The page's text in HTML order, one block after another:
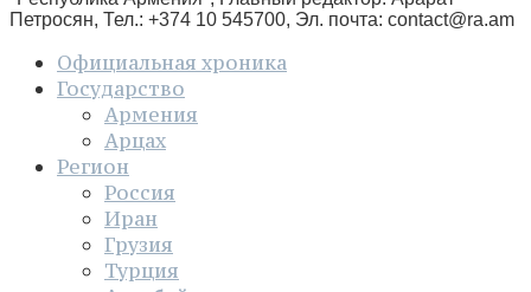
Петросян, Тел.: +374 10 545700, Эл. почта: contact@ra.am
Официальная хроника
Государство
Армения
Арцах
Регион
Россия
Иран
Грузия
Турция